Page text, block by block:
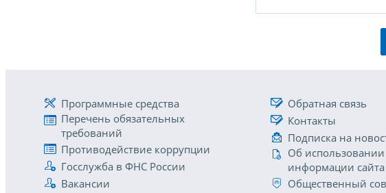
Программные средства
Перечень обязательных
требований
Противодействие коррупции
Госслужба в ФНС России
Вакансии
Обратная связь
Контакты
Подписка на
Об использовании
информации сайта
Общественный